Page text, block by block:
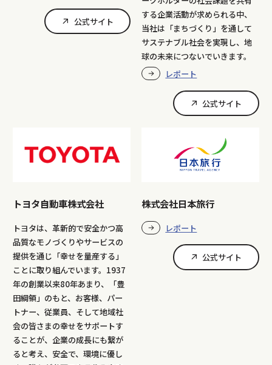
公式サイト
する企業活動が求められる中、
当社は「まちづくり」を通して
サステナブル社会を実現し、地
球の未来につないでいきます。
レポート
公式サイト
トヨタ自動車株式会社
トヨタは、革新的で安全かつ高
品質なモノづくりやサービスの
提供を通じ「幸せを量産する」
ことに取り組んでいます。1937
年の創業以来80年あまり、「豊
田綱領」のもと、お客様、パー
トナー、従業員、そして地域社
会の皆さまの幸せをサポートす
ることが、企業の成長にも繋が
ると考え、安全で、環境に優し
株式会社日本旅行
レポート
公式サイト